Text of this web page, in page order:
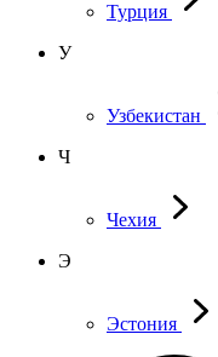
Турция
У
Узбекистан
Ч
Чехия
Э
Эстония